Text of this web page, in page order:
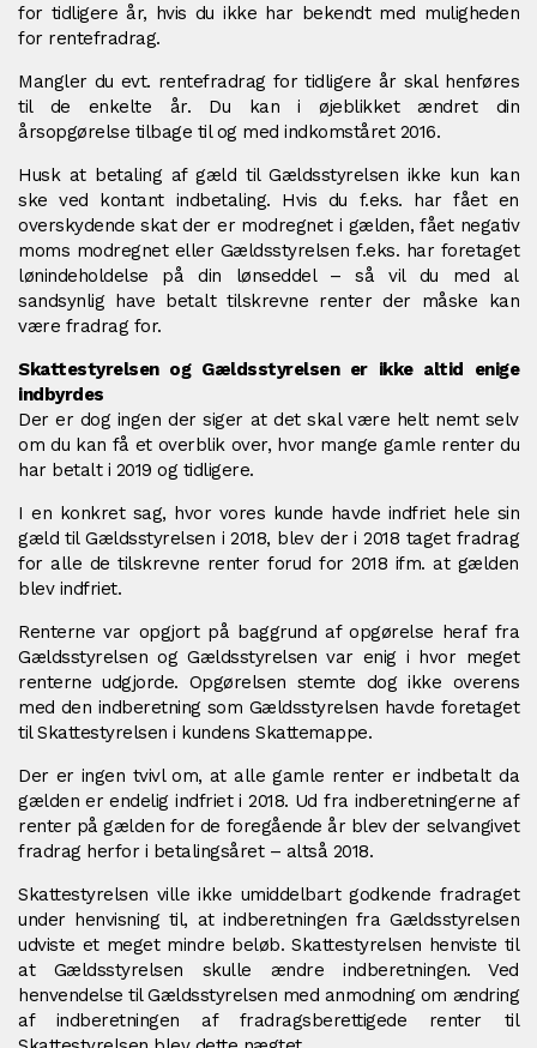
for tidligere år, hvis du ikke har bekendt med muligheden
for rentefradrag.
Mangler du evt. rentefradrag for tidligere år skal henføres
til de enkelte år. Du kan i øjeblikket ændret din
årsopgørelse tilbage til og med indkomståret 2016.
Husk at betaling af gæld til Gældsstyrelsen ikke kun kan
ske ved kontant indbetaling. Hvis du f.eks. har fået en
overskydende skat der er modregnet i gælden, fået negativ
moms modregnet eller Gældsstyrelsen f.eks. har foretaget
lønindeholdelse på din lønseddel – så vil du med al
sandsynlig have betalt tilskrevne renter der måske kan
være fradrag for.
Skattestyrelsen og Gældsstyrelsen er ikke altid enige
indbyrdes
Der er dog ingen der siger at det skal være helt nemt selv
om du kan få et overblik over, hvor mange gamle renter du
har betalt i 2019 og tidligere.
I en konkret sag, hvor vores kunde havde indfriet hele sin
gæld til Gældsstyrelsen i 2018, blev der i 2018 taget fradrag
for alle de tilskrevne renter forud for 2018 ifm. at gælden
blev indfriet.
Renterne var opgjort på baggrund af opgørelse heraf fra
Gældsstyrelsen og Gældsstyrelsen var enig i hvor meget
renterne udgjorde. Opgørelsen stemte dog ikke overens
med den indberetning som Gældsstyrelsen havde foretaget
til Skattestyrelsen i kundens Skattemappe.
Der er ingen tvivl om, at alle gamle renter er indbetalt da
gælden er endelig indfriet i 2018. Ud fra indberetningerne af
renter på gælden for de foregående år blev der selvangivet
fradrag herfor i betalingsåret – altså 2018.
Skattestyrelsen ville ikke umiddelbart godkende fradraget
under henvisning til, at indberetningen fra Gældsstyrelsen
udviste et meget mindre beløb. Skattestyrelsen henviste til
at Gældsstyrelsen skulle ændre indberetningen. Ved
henvendelse til Gældsstyrelsen med anmodning om ændring
af indberetningen af fradragsberettigede renter til